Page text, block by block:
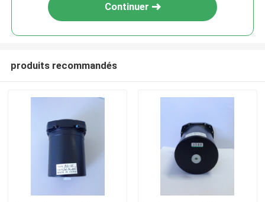
Continuer
produits recommandés